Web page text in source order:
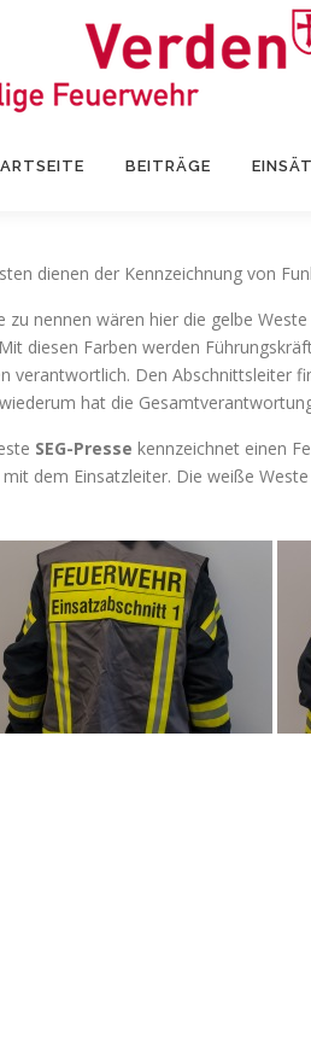
BEITRÄGE
dienen der Kennzeichnung von
zu nennen wären hier die gelbe
diesen Farben werden
verantwortlich. Den Abschnittsleiter
hat die
SEG-Presse kennzeichnet einen
dem Einsatzleiter. Die weiße